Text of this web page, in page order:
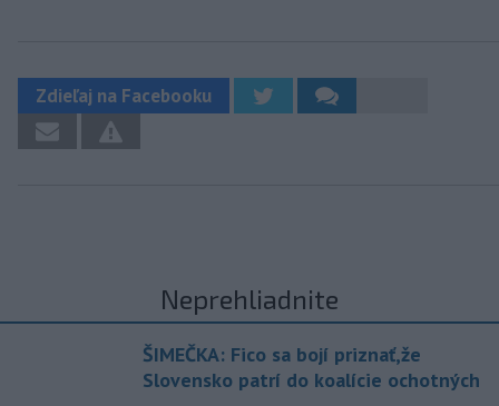
Zdieľaj na Facebooku
Neprehliadnite
ŠIMEČKA: Fico sa bojí priznať,že
Slovensko patrí do koalície ochotných